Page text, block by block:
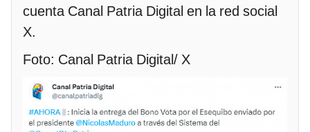
cuenta Canal Patria Digital en la red social
X.
Foto: Canal Patria Digital/ X